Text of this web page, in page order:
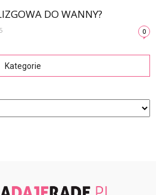
DO WANNY?
0
Kategorie